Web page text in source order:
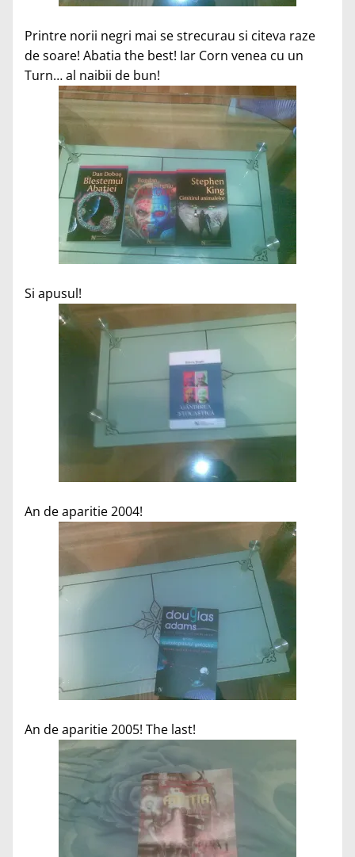
Printre norii negri mai se strecurau si citeva raze
de soare! Abatia the best! Iar Corn venea cu un
Turn… al naibii de bun!
Si apusul!
An de aparitie 2004!
An de aparitie 2005! The last!